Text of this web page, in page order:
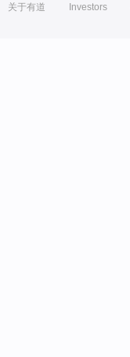
关于有道 Investors